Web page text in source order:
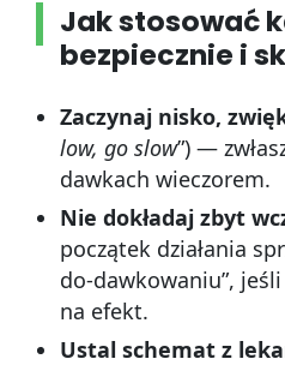
Jak stosować
bezpiecznie i
Zaczynaj nisko,
low, go slow”) —
dawkach wieczorem.
Nie dokładaj zbyt
początek działania
do-dawkowaniu”,
na efekt.
Ustal schemat z